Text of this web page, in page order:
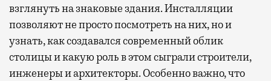
взглянуть на знаковые здания. Инсталляции
позволяют не просто посмотреть на них, но и
узнать, как создавался современный облик
столицы и какую роль в этом сыграли строители,
инженеры и архитекторы. Особенно важно, что